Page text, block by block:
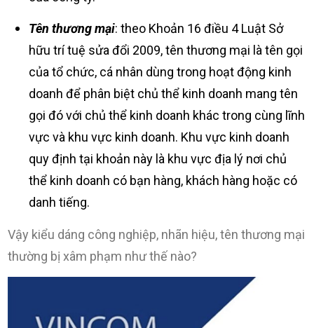
Tên thương mại: theo Khoản 16 điều 4 Luật Sở
hữu trí tuệ sửa đổi 2009, tên thương mại là tên gọi
của tổ chức, cá nhân dùng trong hoạt động kinh
doanh để phân biệt chủ thể kinh doanh mang tên
gọi đó với chủ thể kinh doanh khác trong cùng lĩnh
vực và khu vực kinh doanh. Khu vực kinh doanh
quy định tại khoản này là khu vực địa lý nơi chủ
thể kinh doanh có bạn hàng, khách hàng hoặc có
danh tiếng.
Vậy kiểu dáng công nghiệp, nhãn hiệu, tên thương mại
thường bị xâm phạm như thế nào?